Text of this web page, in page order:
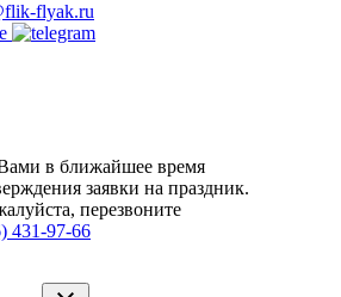
flyak.ru
в ближайшее время
заявки на праздник.
перезвоните
431-97-66